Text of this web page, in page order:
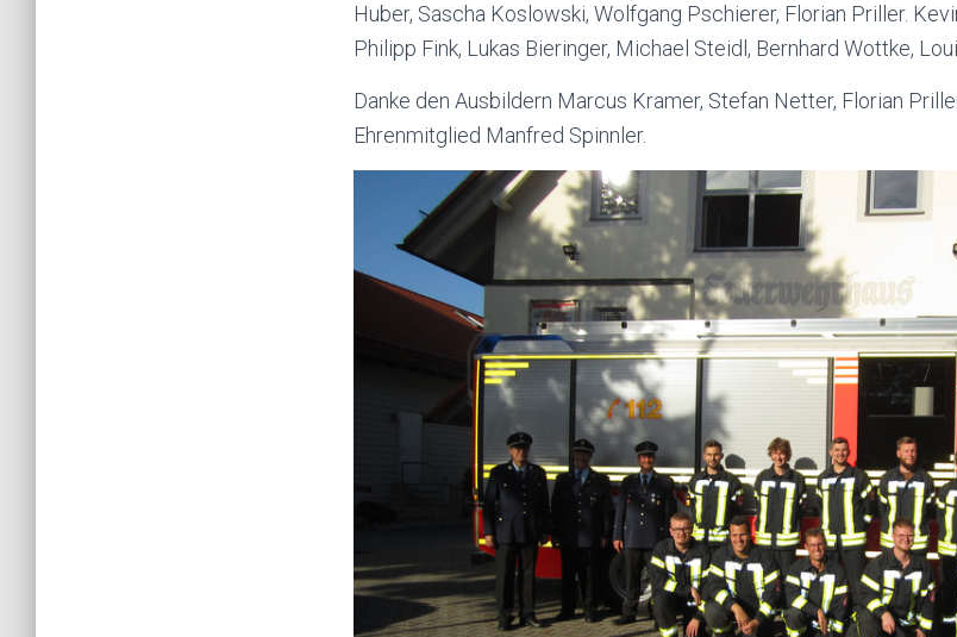
Huber, Sascha Koslowski, Wolfgang Pschierer, Florian Priller.
Philipp Fink, Lukas Bieringer, Michael Steidl, Bernhard Wottke,
Danke den Ausbildern Marcus Kramer, Stefan Netter, Florian
Ehrenmitglied Manfred Spinnler.